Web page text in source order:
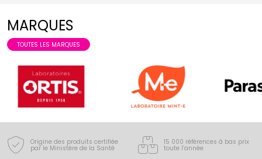
MARQUES
TOUTES LES MARQUES
Origine des produits certifiée
par le Ministère de la Santé
15 000 références à bas prix
toute l’année